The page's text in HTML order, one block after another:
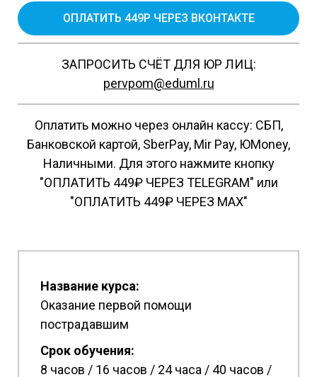
ОПЛАТИТЬ 449Р ЧЕРЕЗ ВКОНТАКТЕ
ЗАПРОСИТЬ СЧЁТ ДЛЯ ЮР ЛИЦ:
pervpom@eduml.ru
Оплатить можно через онлайн кассу: СБП,
Банковской картой, SberPay, Mir Pay, ЮMoney,
Наличными. Для этого нажмите кнопку
"ОПЛАТИТЬ 449₽ ЧЕРЕЗ TELEGRAM" или
"ОПЛАТИТЬ 449₽ ЧЕРЕЗ MAX"
Название курса:
Оказание первой помощи
пострадавшим
Срок обучения:
8 часов / 16 часов / 24 часа / 40 часов /